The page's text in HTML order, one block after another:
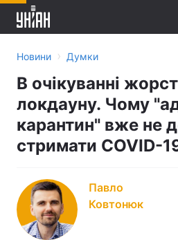
Новини › Думки
В очікуванні
локдауну. Чому
карантин" вже не
стримати COVID-
Павло
Ковтонюк